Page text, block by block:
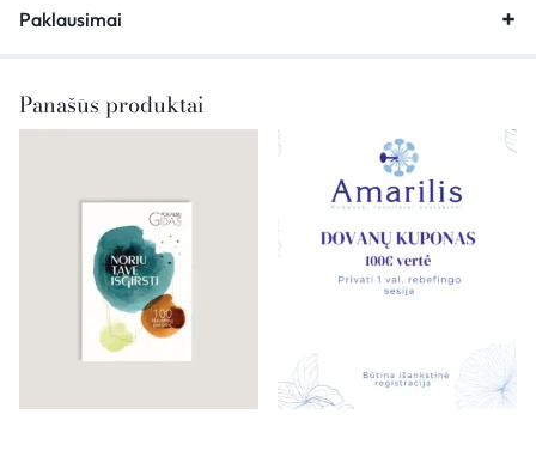
Paklausimai
Panašūs produktai